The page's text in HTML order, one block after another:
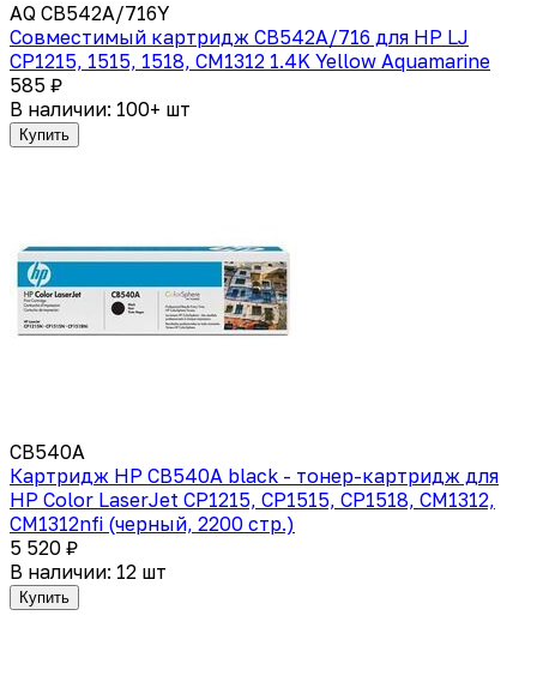
AQ CB542A/716Y
Совместимый картридж CB542A/716 для HP LJ
CP1215, 1515, 1518, CM1312 1.4K Yellow Aquamarine
585 ₽
В наличии: 100+ шт
Купить
CB540A
Картридж HP CB540A black - тонер-картридж для
HP Color LaserJet CP1215, CP1515, CP1518, CM1312,
CM1312nfi (черный, 2200 стр.)
5 520 ₽
В наличии: 12 шт
Купить